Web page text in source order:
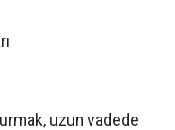
uzun vadede